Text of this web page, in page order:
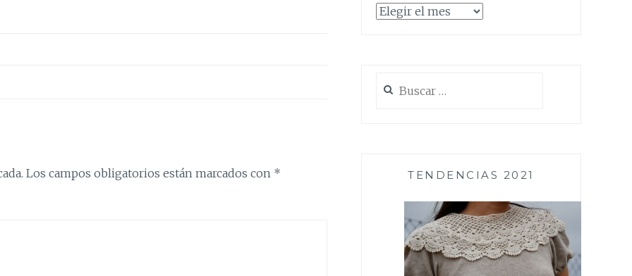
Los campos obligatorios están marcados con *
Archivos
TENDENCIAS 2021